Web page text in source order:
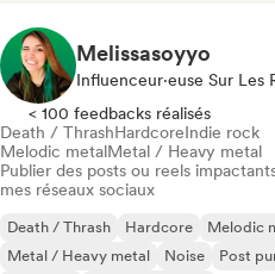
Melissasoyyo
< 100 feedbacks réalisés
Death / ThrashHardcoreIndie rock
Melodic metalMetal / Heavy metal
Publier des posts ou reels
mes réseaux sociaux
Death / Thrash Hardcore
Melodic
Metal / Heavy metal
Noise
Post